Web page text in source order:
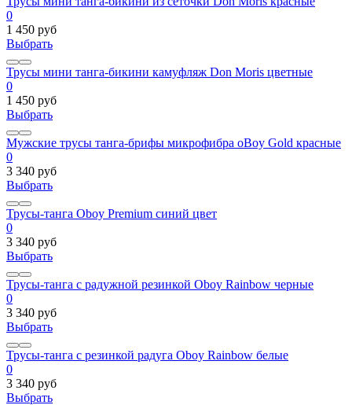
0
1 450 руб
Выбрать
Трусы мини танга-бикини камуфляж Don Moris цветные
0
1 450 руб
Выбрать
Мужские трусы танга-брифы микрофибра oBoy Gold красные
0
3 340 руб
Выбрать
Трусы-танга Oboy Premium синий цвет
0
3 340 руб
Выбрать
Трусы-танга с радужной резинкой Oboy Rainbow черные
0
3 340 руб
Выбрать
Трусы-танга с резинкой радуга Oboy Rainbow белые
0
3 340 руб
Выбрать